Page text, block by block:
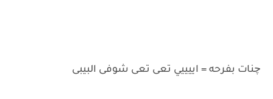
چنات بفرحه = اييييي تعى تعى شوفى البيبى